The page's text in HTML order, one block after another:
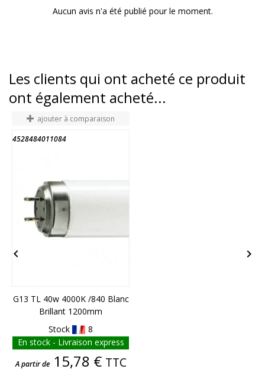
Aucun avis n'a été publié pour le moment.
Les clients qui ont acheté ce produit
ont également acheté...
ajouter à comparaison
4528484011084
G13 TL 40w 4000K /840 Blanc
Brillant 1200mm
Stock
8
En stock - Livraison express
Prix
A partir de 15,78 € TTC
 